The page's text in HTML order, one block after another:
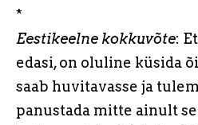
*
Eestikeelne kokkuvõte:
edasi, on oluline küsida
saab huvitavasse ja
panustada mitte ainult